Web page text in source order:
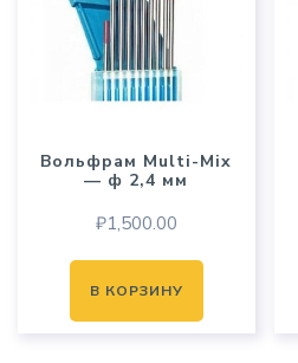
Вольфрам Multi-Mix
— ф 2,4 мм
₽1,500.00
В КОРЗИНУ